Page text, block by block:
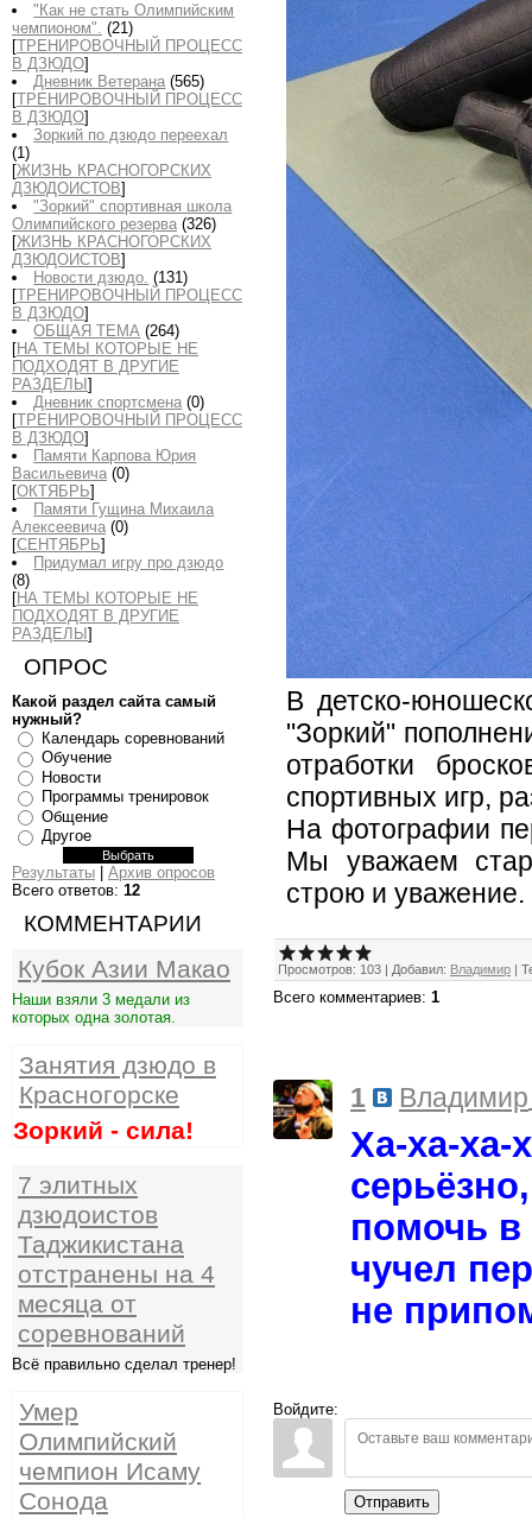
"Как не стать Олимпийским
чемпионом". (21)
[ТРЕНИРОВОЧНЫЙ ПРОЦЕСС
В ДЗЮДО]
Дневник Ветерана (565)
[ТРЕНИРОВОЧНЫЙ ПРОЦЕСС
В ДЗЮДО]
Зоркий по дзюдо переехал
(1)
[ЖИЗНЬ КРАСНОГОРСКИХ
ДЗЮДОИСТОВ]
"Зоркий" спортивная школа
Олимпийского резерва (326)
[ЖИЗНЬ КРАСНОГОРСКИХ
ДЗЮДОИСТОВ]
Новости дзюдо. (131)
[ТРЕНИРОВОЧНЫЙ ПРОЦЕСС
В ДЗЮДО]
ОБЩАЯ ТЕМА (264)
[НА ТЕМЫ КОТОРЫЕ НЕ
ПОДХОДЯТ В ДРУГИЕ
РАЗДЕЛЫ ]
Дневник спортсмена (0)
[ТРЕНИРОВОЧНЫЙ ПРОЦЕСС
В ДЗЮДО]
Памяти Карпова Юрия
Васильевича (0)
[ОКТЯБРЬ]
Памяти Гущина Михаила
Алексеевича (0)
[СЕНТЯБРЬ]
Придумал игру про дзюдо
(8)
[НА ТЕМЫ КОТОРЫЕ НЕ
ПОДХОДЯТ В ДРУГИЕ
РАЗДЕЛЫ ]
ОПРОС
Какой раздел сайта самый
нужный?
Календарь соревнований
Обучение
Новости
Программы тренировок
Общение
Другое
Результаты
Архив опросов
Всего ответов: 12
КОММЕНТАРИИ
Кубок Азии Макао
Наши взяли 3 медали из
которых одна золотая.
Занятия дзюдо в
Красногорске
Зоркий - сила!
7 элитных
дзюдоистов
Таджикистана
отстранены на 4
месяца от
соревнований
Всё правильно сделал тренер!
Умер
Олимпийский
чемпион Исаму
Сонода
В детско-
"Зоркий"
отработки
спортивных игр,
На фотографии
Мы уважаем
строю и уважение.
Просмотров: 103 Добавил: Владимир
Всего комментариев: 1
1 Владимир
Ха-ха-ха-
помочь в
чучел
не
Войдите:
Отправить